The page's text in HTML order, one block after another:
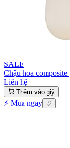
SALE
Chậu hoa
Liên hệ
Thêm vào giỷ
⚡ Mua ngay ♡